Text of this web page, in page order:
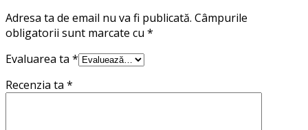
Adresa ta de email nu va fi publicată. Câmpurile
obligatorii sunt marcate cu *
Evaluarea ta *
Recenzia ta *